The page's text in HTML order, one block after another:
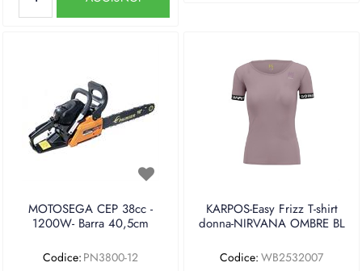
MOTOSEGA CEP 38cc -
1200W- Barra 40,5cm
Codice: PN3800-12
KARPOS-Easy Frizz T-shirt
donna-NIRVANA OMBRE BL
Codice: WB2532007